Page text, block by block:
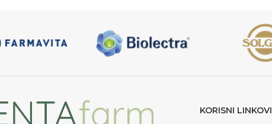
KORISNI LINKOVI